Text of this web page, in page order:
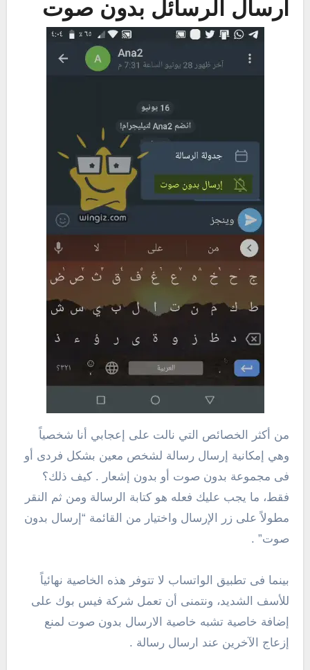
ارسال الرسائل بدون صوت
من أكثر الخصائص التي نالت على إعجابي أنا شخصياً
وهي إمكانية إرسال رسالة لشخص معين بشكل فردى أو
فى مجموعة بدون صوت أو بدون إشعار . كيف ذلك؟
فقط، ما يجب عليك فعله هو كتابة الرسالة ومن ثم النقر
مطولاً على زر الإرسال واختيار من القائمة “إرسال بدون
صوت” .
بينما فى تطبيق الواتساب لا تتوفر هذه الخاصية نهائياً
للأسف الشديد، ونتمنى أن تعمل شركة فيس بوك على
إضافة خاصية تشبه خاصية الارسال بدون صوت لمنع
إزعاج الآخرين عند ارسال رسالة .